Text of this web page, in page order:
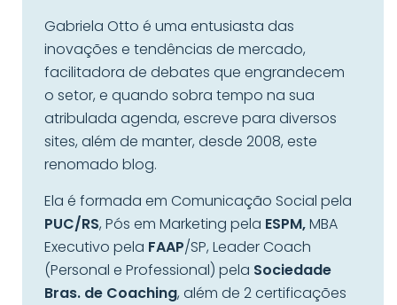
Gabriela Otto é uma entusiasta das
inovações e tendências de mercado,
facilitadora de debates que engrandecem
o setor, e quando sobra tempo na sua
atribulada agenda, escreve para diversos
sites, além de manter, desde 2008, este
renomado blog.
Ela é formada em Comunicação Social pela
PUC/RS, Pós em Marketing pela ESPM,MBA
Executivo pela FAAP/SP, Leader Coach
(Personal e Professional) pela Sociedade
Bras. de Coaching, além de 2 certificações